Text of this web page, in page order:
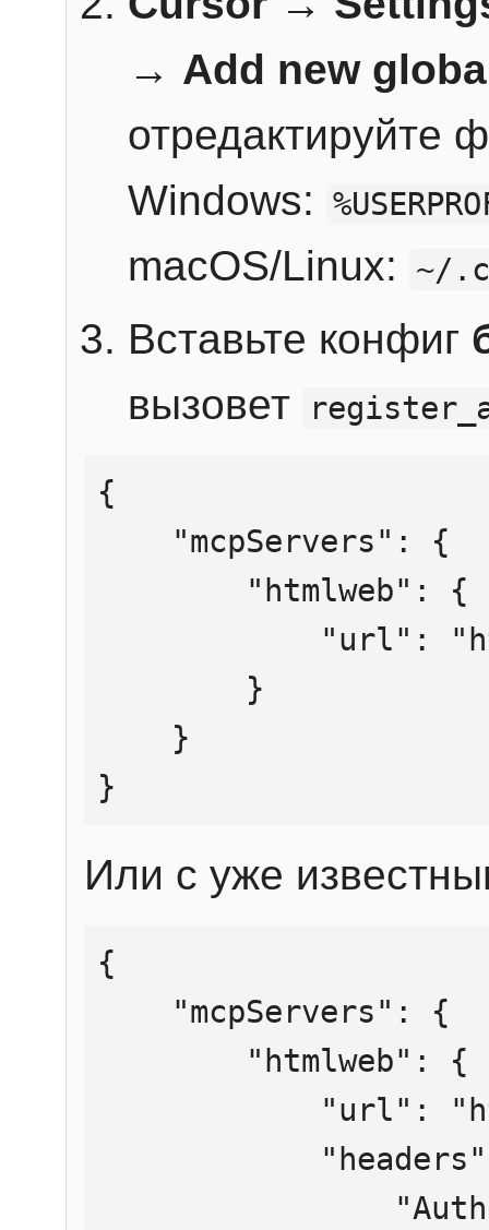
→ Add new
отредактируйте
Windows:
macOS/Linux: ~/
Вставьте конфиг
вызовет
{
}
Или с уже
{